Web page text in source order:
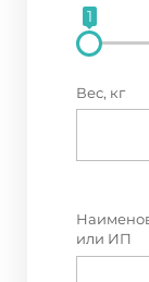
1
Вес, кг
или ИП